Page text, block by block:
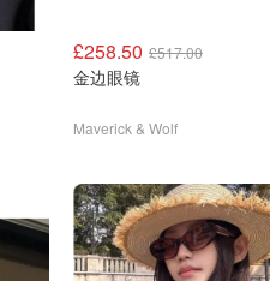
£258.50 £517.00
金边眼镜
Maverick & Wolf